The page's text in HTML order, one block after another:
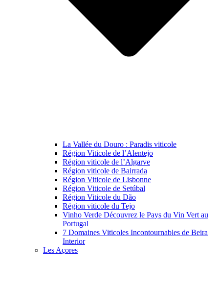
La Vallée du Douro : Paradis viticole
Région Viticole de l’Alentejo
Région viticole de l’Algarve
Région viticole de Bairrada
Région Viticole de Lisbonne
Région Viticole de Setúbal
Région Viticole du Dão
Région viticole du Tejo
Vinho Verde Découvrez le Pays du Vin Vert au
Portugal
7 Domaines Viticoles Incontournables de Beira
Interior
Les Açores